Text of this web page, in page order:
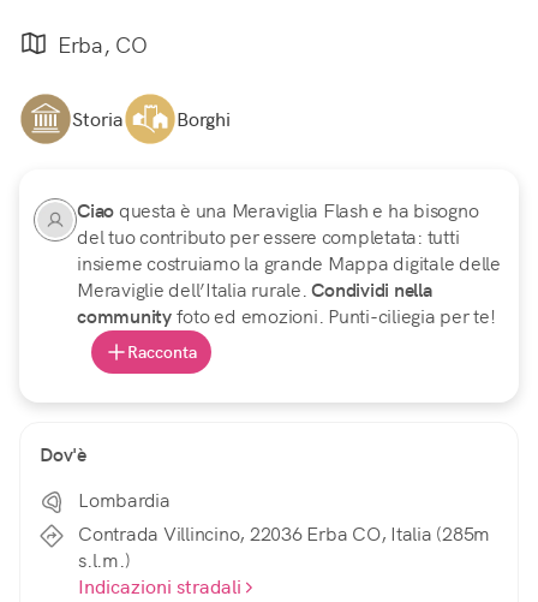
Erba, CO
Storia Borghi
Ciao questa è una Meraviglia Flash e ha bisogno
del tuo contributo per essere completata: tutti
insieme costruiamo la grande Mappa digitale delle
Meraviglie dell’Italia rurale.Condividi nella
communityfoto ed emozioni. Punti-ciliegia per te!
Racconta
Dov'è
Lombardia
Contrada Villincino, 22036 Erba CO, Italia (285m
s.l.m.)
Indicazioni stradali